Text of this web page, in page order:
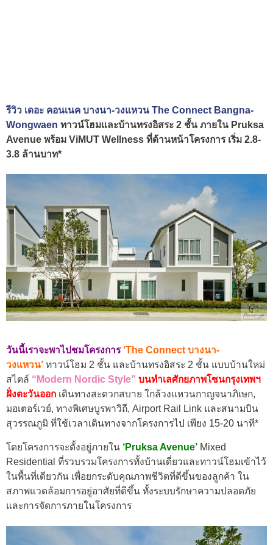
รีวิว เดอะ คอนเนค บางนา-วงแหวน The Connect Bangna-
Wongwaen ทาวน์โฮมและบ้านทรงอิสระ 2 ชั้น ภายใน Pruksa
Avenue พร้อม ViMUT Wellness ที่ด้านหน้าโครงการ เริ่ม 2.8-
3.8 ล้านบาท*
วันนี้เราจะพาไปชมโครงการ ‘The Connect บางนา-
วงแหวน’ ทาวน์โฮม 2 ชั้น และบ้านทรงอิสระ 2 ชั้น แบบบ้านใหม่
สไตล์ “Modern Nordic Style” บนทำเลศักยภาพโซนกรุงเทพฯ
ฝั่งตะวันออก เดินทางสะดวกสบาย ใกล้วงแหวนกาญจนาภิเษก,
มอเตอร์เวย์, ทางพิเศษบูรพาวิถี, Airport Rail Link และสนามบิน
สุวรรณภูมิ ที่ใช้เวลาเดินทางจากโครงการไป เพียง 15-20 นาที*
โดยโครงการจะตั้งอยู่ภายใน ‘Pruksa Avenue’ Mixed
Residential ที่รวบรวมโครงการทั้งบ้านเดี่ยวและทาวน์โฮมเข้าไว้
ในพื้นที่เดียวกัน เพื่อยกระดับคุณภาพชีวิตที่ดีขึ้นของลูกค้า ใน
สภาพแวดล้อมการอยู่อาศัยที่ดีขึ้น ทั้งระบบรักษาความปลอดภัย
และการจัดการภายในโครงการ